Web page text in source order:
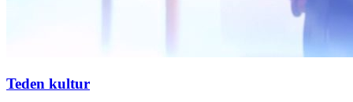
Teden kultur